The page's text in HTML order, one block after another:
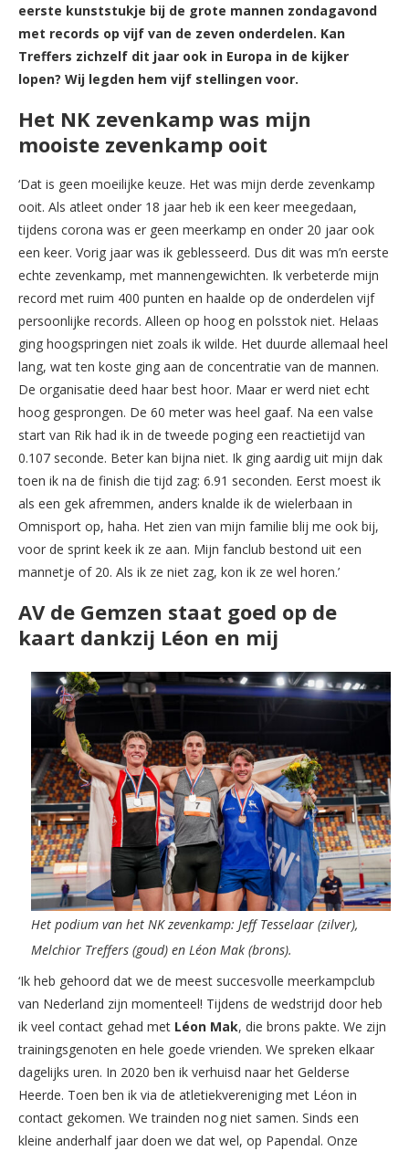
eerste kunststukje bij de grote mannen zondagavond
met records op vijf van de zeven onderdelen. Kan
Treffers zichzelf dit jaar ook in Europa in de kijker
lopen? Wij legden hem vijf stellingen voor.
Het NK zevenkamp was mijn
mooiste zevenkamp ooit
‘Dat is geen moeilijke keuze. Het was mijn derde zevenkamp
ooit. Als atleet onder 18 jaar heb ik een keer meegedaan,
tijdens corona was er geen meerkamp en onder 20 jaar ook
een keer. Vorig jaar was ik geblesseerd. Dus dit was m’n eerste
echte zevenkamp, met mannengewichten. Ik verbeterde mijn
record met ruim 400 punten en haalde op de onderdelen vijf
persoonlijke records. Alleen op hoog en polsstok niet. Helaas
ging hoogspringen niet zoals ik wilde. Het duurde allemaal heel
lang, wat ten koste ging aan de concentratie van de mannen.
De organisatie deed haar best hoor. Maar er werd niet echt
hoog gesprongen. De 60 meter was heel gaaf. Na een valse
start van Rik had ik in de tweede poging een reactietijd van
0.107 seconde. Beter kan bijna niet. Ik ging aardig uit mijn dak
toen ik na de finish die tijd zag: 6.91 seconden. Eerst moest ik
als een gek afremmen, anders knalde ik de wielerbaan in
Omnisport op, haha. Het zien van mijn familie blij me ook bij,
voor de sprint keek ik ze aan. Mijn fanclub bestond uit een
mannetje of 20. Als ik ze niet zag, kon ik ze wel horen.’
AV de Gemzen staat goed op de
kaart dankzij Léon en mij
Het podium van het NK zevenkamp: Jeff Tesselaar (zilver),
Melchior Treffers (goud) en Léon Mak (brons).
‘Ik heb gehoord dat we de meest succesvolle meerkampclub
van Nederland zijn momenteel! Tijdens de wedstrijd door heb
ik veel contact gehad met Léon Mak, die brons pakte. We zijn
trainingsgenoten en hele goede vrienden. We spreken elkaar
dagelijks uren. In 2020 ben ik verhuisd naar het Gelderse
Heerde. Toen ben ik via de atletiekvereniging met Léon in
contact gekomen. We trainden nog niet samen. Sinds een
kleine anderhalf jaar doen we dat wel, op Papendal. Onze